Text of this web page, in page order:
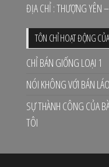
ĐỊA CHỈ : THƯỢNG YÊN
TÔN CHỈ HOẠT ĐỘNG
CHỈ BÁN GIỐNG LOẠI 1
NÓI KHÔNG VỚI BÁN
SỰ THÀNH CÔNG CỦA
TÔI